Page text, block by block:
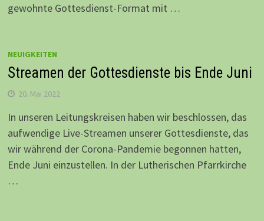
gewohnte Gottesdienst-Format mit …
NEUIGKEITEN
Streamen der Gottesdienste bis Ende Juni
20. Mai 2022
In unseren Leitungskreisen haben wir beschlossen, das
aufwendige Live-Streamen unserer Gottesdienste, das
wir während der Corona-Pandemie begonnen hatten,
Ende Juni einzustellen. In der Lutherischen Pfarrkirche
…